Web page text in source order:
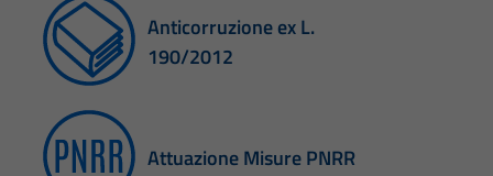
Anticorruzione ex L.
190/2012
Attuazione Misure PNRR